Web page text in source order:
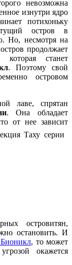
невозможна
изнутри ядро
потихоньку
остров в
Но, несмотря на
продолжает
станет
. Поэтому свой
островом
лаве, спрятан
. Она обладает
от нее зависит
островитян,
остановить. И
, то может
окажется